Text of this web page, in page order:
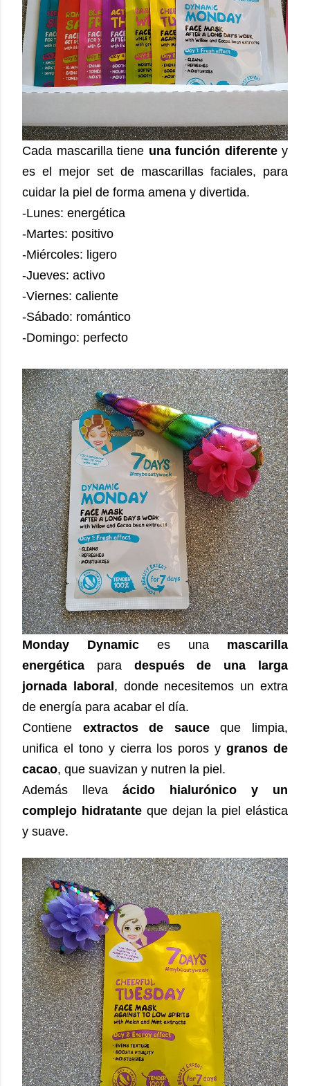
Cada mascarilla tiene una función diferentey
es el mejor set de mascarillas faciales, para
cuidar la piel de forma amena y divertida.
-Lunes: energética
-Martes: positivo
-Miércoles: ligero
-Jueves: activo
-Viernes: caliente
-Sábado: romántico
-Domingo: perfecto
Monday Dynamic es una mascarilla
energética para después de una larga
jornada laboral, donde necesitemos un extra
de energía para acabar el día.
Contiene extractos de sauceque limpia,
unifica el tono y cierra los poros ygranos de
cacao, que suavizan y nutren la piel.
Además lleva ácido hialurónico y un
complejo hidratanteque dejan la piel elástica
y suave.